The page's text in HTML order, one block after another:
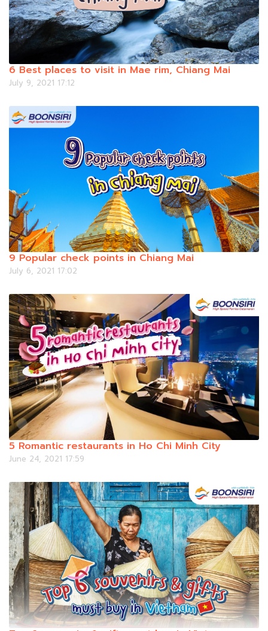
6 Best places to visit in Mae rim, Chiang Mai
July 9, 2021 17:12
9 Popular check points in Chiang Mai
July 6, 2021 17:02
5 Romantic restaurants in Ho Chi Minh City
June 24, 2021 17:59